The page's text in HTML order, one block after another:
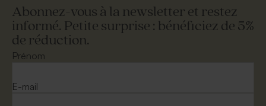
Grande enveloppe papier
kraft
Abonnez-vous à la newsletter et restez
informé. Petite surprise : bénéficiez de 5%
de réduction.
Prénom
E-mail